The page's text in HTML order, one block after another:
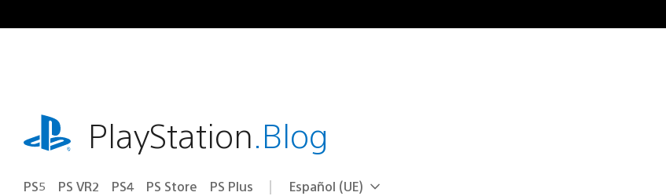
al
playstation.comPlayStation.Blog
PS5 PS VR2 PS4 PS Store PS Plus Selecciona
Región
Español (UE)